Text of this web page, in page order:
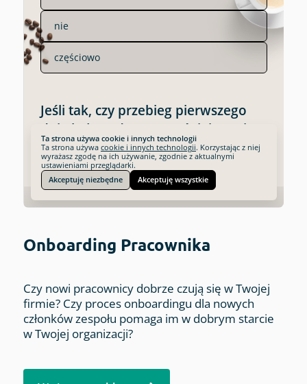
Onboarding Pracownika
Czy nowi pracownicy dobrze czują się w Twojej
firmie? Czy proces onboardingu dla nowych
członków zespołu pomaga im w dobrym starcie
w Twojej organizacji?